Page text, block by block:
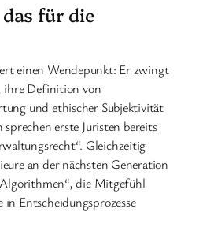
für die
einen Wendepunkt: Er zwingt
ihre Definition von
und ethischer Subjektivität
erste Juristen bereits
Gleichzeitig
an der nächsten Generation
die Mitgefühl
Entscheidungsprozesse